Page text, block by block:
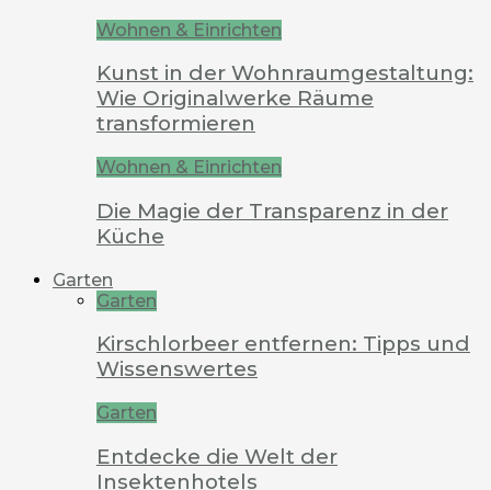
Wohnen & Einrichten
Kunst in der Wohnraumgestaltung:
Wie Originalwerke Räume
transformieren
Wohnen & Einrichten
Die Magie der Transparenz in der
Küche
Garten
Garten
Kirschlorbeer entfernen: Tipps und
Wissenswertes
Garten
Entdecke die Welt der
Insektenhotels